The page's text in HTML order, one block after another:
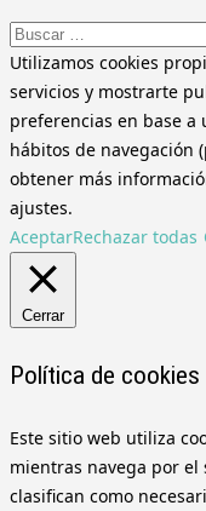
Buscar:
Utilizamos cookies
servicios y mostrarte
preferencias en base
hábitos de navegación
obtener más
ajustes.
AceptarRechazar todas
Cerrar
Política de cookies
Este sitio web utiliza
mientras navega por el
clasifican como